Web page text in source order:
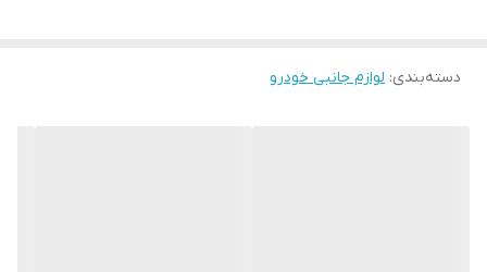
دسته‌بندی: لوازم جانبی خودرو